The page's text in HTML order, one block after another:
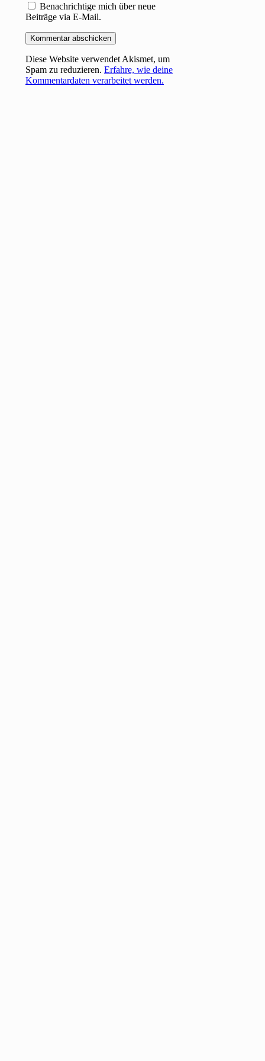
Benachrichtige mich über neue
Beiträge via E-Mail.
Diese Website verwendet Akismet, um
Spam zu reduzieren.Erfahre, wie deine
Kommentardaten verarbeitet werden.